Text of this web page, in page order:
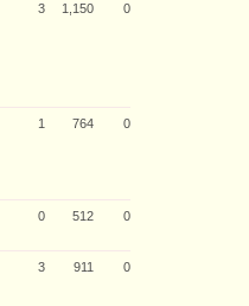
3 1,150 0
1 764 0
0 512 0
3 911 0